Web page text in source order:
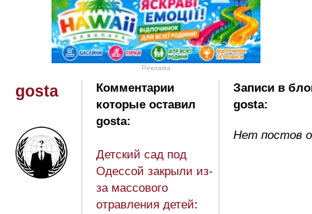
Реклама
gosta
Комментарии
которые оставил
gosta:
Детский сад под
Одессой закрыли из-
за массового
отравления детей:
Записи в
gosta:
Нет постов